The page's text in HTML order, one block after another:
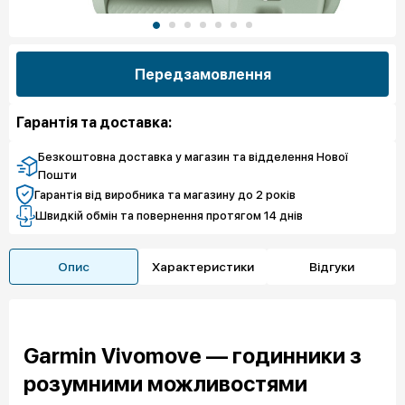
Передзамовлення
Гарантія та доставка:
Безкоштовна доставка у магазин та відделення Нової
Пошти
Гарантія від виробника та магазину до 2 років
Швидкій обмін та повернення протягом 14 днів
Опис Характеристики Відгуки
Garmin Vivomove — годинники з
розумними можливостями